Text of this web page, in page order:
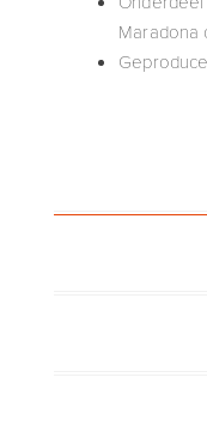
Maradona